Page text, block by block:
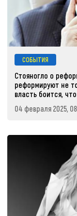
СОБЫТИЯ
Стояногло о
реформируют не
власть боится,
04 февраля 2025,